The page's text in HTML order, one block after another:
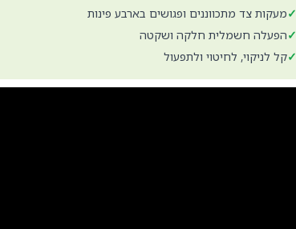
✓מעקות צד מתכווננים ופגושים בארבע פינות
✓הפעלה חשמלית חלקה ושקטה
✓קל לניקוי, לחיטוי ולתפעול